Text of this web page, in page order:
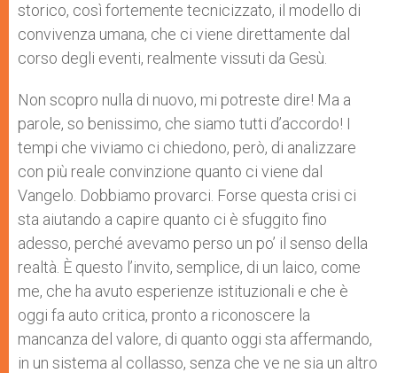
storico, così fortemente tecnicizzato, il modello di
convivenza umana, che ci viene direttamente dal
corso degli eventi, realmente vissuti da Gesù.
Non scopro nulla di nuovo, mi potreste dire! Ma a
parole, so benissimo, che siamo tutti d’accordo! I
tempi che viviamo ci chiedono, però, di analizzare
con più reale convinzione quanto ci viene dal
Vangelo. Dobbiamo provarci. Forse questa crisi ci
sta aiutando a capire quanto ci è sfuggito fino
adesso, perché avevamo perso un po’ il senso della
realtà. È questo l’invito, semplice, di un laico, come
me, che ha avuto esperienze istituzionali e che è
oggi fa auto critica, pronto a riconoscere la
mancanza del valore, di quanto oggi sta affermando,
in un sistema al collasso, senza che ve ne sia un altro